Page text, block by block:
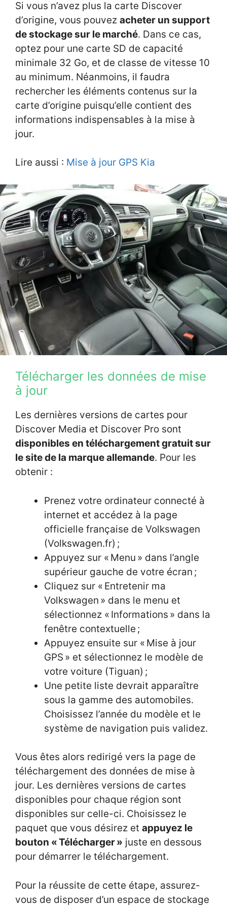
Si vous n’avez plus la carte Discover
d’origine, vous pouvez acheter un support
de stockage sur le marché. Dans ce cas,
optez pour une carte SD de capacité
minimale 32 Go, et de classe de vitesse 10
au minimum. Néanmoins, il faudra
rechercher les éléments contenus sur la
carte d’origine puisqu’elle contient des
informations indispensables à la mise à
jour.
Lire aussi : Mise à jour GPS Kia
Télécharger les données de mise
à jour
Les dernières versions de cartes pour
Discover Media et Discover Pro sont
disponibles en téléchargement gratuit sur
le site de la marque allemande. Pour les
obtenir :
Prenez votre ordinateur connecté à
internet et accédez à la page
officielle française de Volkswagen
(Volkswagen.fr) ;
Appuyez sur « Menu » dans l’angle
supérieur gauche de votre écran ;
Cliquez sur « Entretenir ma
Volkswagen » dans le menu et
sélectionnez « Informations » dans la
fenêtre contextuelle ;
Appuyez ensuite sur « Mise à jour
GPS » et sélectionnez le modèle de
votre voiture (Tiguan) ;
Une petite liste devrait apparaître
sous la gamme des automobiles.
Choisissez l’année du modèle et le
système de navigation puis validez.
Vous êtes alors redirigé vers la page de
téléchargement des données de mise à
jour. Les dernières versions de cartes
disponibles pour chaque région sont
disponibles sur celle-ci. Choisissez le
paquet que vous désirez et appuyez le
bouton « Télécharger » juste en dessous
pour démarrer le téléchargement.
Pour la réussite de cette étape, assurez-
vous de disposer d’un espace de stockage